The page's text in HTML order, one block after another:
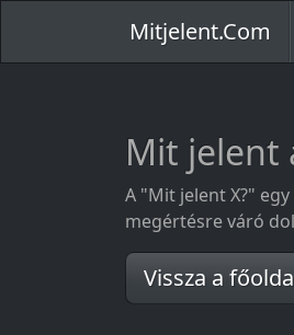
Mitjelent.Com
Mit jelent
A "Mit jelent X?"
megértésre váró
Vissza a